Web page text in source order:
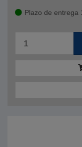
Plazo de entrega